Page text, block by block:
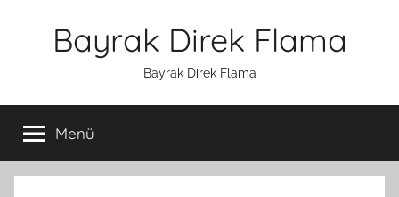
Bayrak Direk Flama
Bayrak Direk Flama
Menü